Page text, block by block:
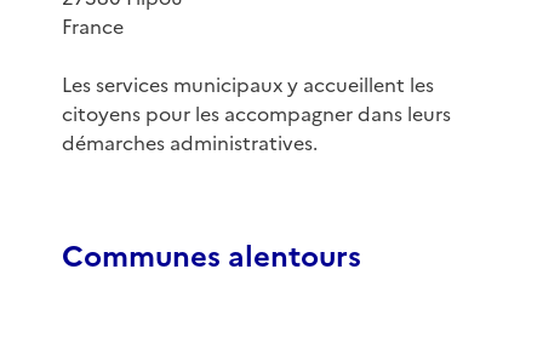
France
Les services municipaux y accueillent les
citoyens pour les accompagner dans leurs
démarches administratives.
Communes alentours